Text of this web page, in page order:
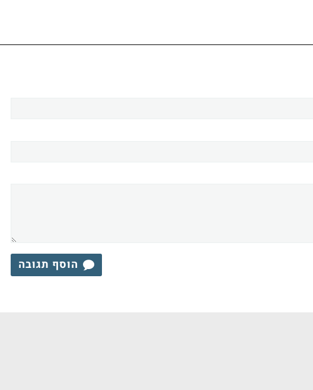
הוסף תגובה